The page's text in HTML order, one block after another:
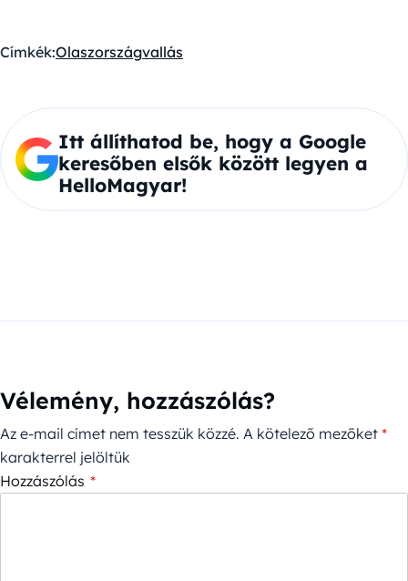
Címkék:Olaszországvallás
Itt állíthatod be, hogy a Google
keresőben elsők között legyen a
HelloMagyar!
Vélemény, hozzászólás?
Az e-mail címet nem tesszük közzé. A kötelező mezőket *
karakterrel jelöltük
Hozzászólás *